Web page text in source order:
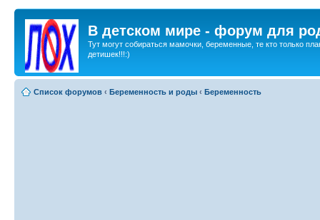
В детском мире - форум для
Тут могут собираться мамочки, беременные, те кто только
детишек!!!:)
Список форумов ‹ Беременность и роды ‹ Беременность